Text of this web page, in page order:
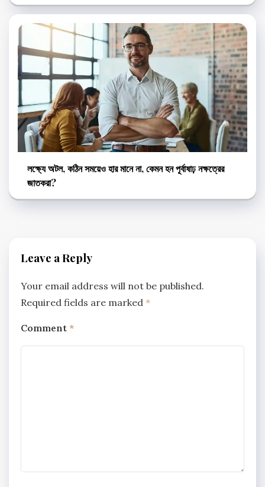
লক্ষ্যে অটল, কঠিন সময়েও হার মানে না, কেমন হন পূর্বাষাঢ় নক্ষত্রের
জাতকরা?
Leave a Reply
Your email address will not be published.
Required fields are marked *
Comment *